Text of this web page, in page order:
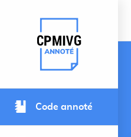
Retour à
Code annoté